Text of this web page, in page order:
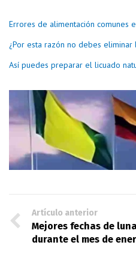
Errores de alimentación comunes
¿Por esta razón no debes
Así puedes preparar el licuado
Artículo anterior
Mejores fechas de
durante el mes de